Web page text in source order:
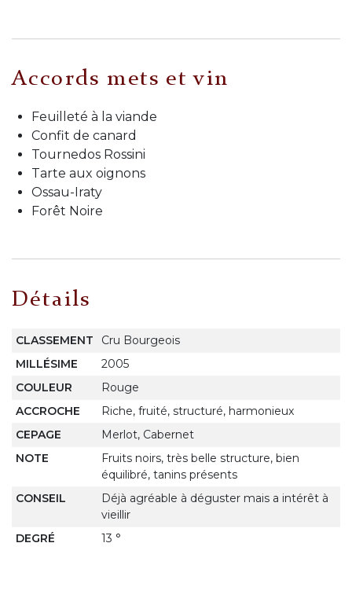
Accords mets et vin
Feuilleté à la viande
Confit de canard
Tournedos Rossini
Tarte aux oignons
Ossau-Iraty
Forêt Noire
Détails
CLASSEMENT
Cru Bourgeois
MILLÉSIME
2005
COULEUR
Rouge
ACCROCHE
Riche, fruité, structuré, harmonieux
CEPAGE
Merlot, Cabernet
NOTE
Fruits noirs, très belle structure, bien
équilibré, tanins présents
CONSEIL
Déjà agréable à déguster mais a intérêt à
vieillir
DEGRÉ
13 °